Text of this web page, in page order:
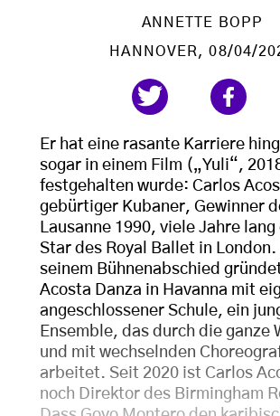
ANNETTE BOPP
HANNOVER, 08/04/
Er hat eine rasante Karriere
sogar in einem Film („Yuli“,
festgehalten wurde: Carlos
gebürtiger Kubaner, Gewinner
Lausanne 1990, viele Jahre
Star des Royal Ballet in London.
seinem Bühnenabschied
Acosta Danza in Havanna mit
angeschlossener Schule, ein
Ensemble, das durch die ganze
und mit wechselnden
arbeitet. Seit 2020 ist Carlos
noch Direktor des Birmingham